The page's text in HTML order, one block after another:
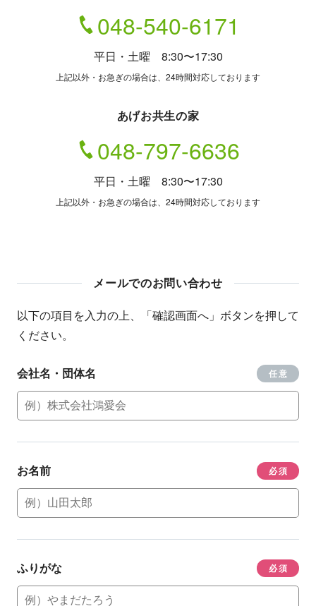
048-540-6171
平日・土曜 8:30〜17:30
上記以外・お急ぎの場合は、24時間対応しております
あげお共生の家
048-797-6636
平日・土曜 8:30〜17:30
上記以外・お急ぎの場合は、24時間対応しております
メールでのお問い合わせ
以下の項目を入力の上、「確認画面へ」ボタンを押して
ください。
会社名・団体名 任意
お名前 必須
ふりがな 必須